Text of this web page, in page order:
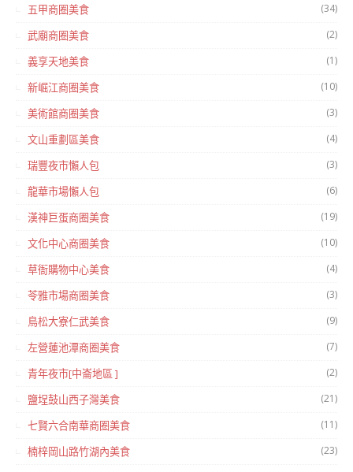
五甲商圈美食 (34)
武廟商圈美食 (2)
義享天地美食 (1)
新崛江商圈美食 (10)
美術館商圈美食 (3)
文山重劃區美食 (4)
瑞豐夜市懶人包 (3)
龍華市場懶人包 (6)
漢神巨蛋商圈美食 (19)
文化中心商圈美食 (10)
草衙購物中心美食 (4)
苓雅市場商圈美食 (3)
鳥松大寮仁武美食 (9)
左營蓮池潭商圈美食 (7)
青年夜市[中崙地區 ] (2)
鹽埕鼓山西子灣美食 (21)
七賢六合南華商圈美食 (11)
楠梓岡山路竹湖內美食 (23)